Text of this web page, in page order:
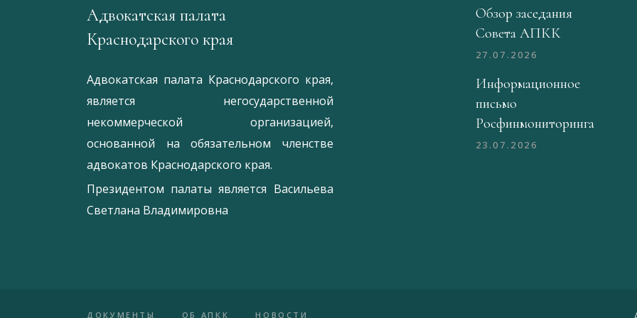
Адвокатская палата
Краснодарского края
Адвокатская палата Краснодарского края,
является негосударственной
некоммерческой организацией,
основанной на обязательном членстве
адвокатов Краснодарского края.
Президентом палаты является Ваcильева
Светлана Владимировна
Обзор заседания
Совета АПКК
27.07.2026
Информационное
письмо
Росфинмониторинга
23.07.2026
ДОКУМЕНТЫ ОБ АПКК НОВОСТИ